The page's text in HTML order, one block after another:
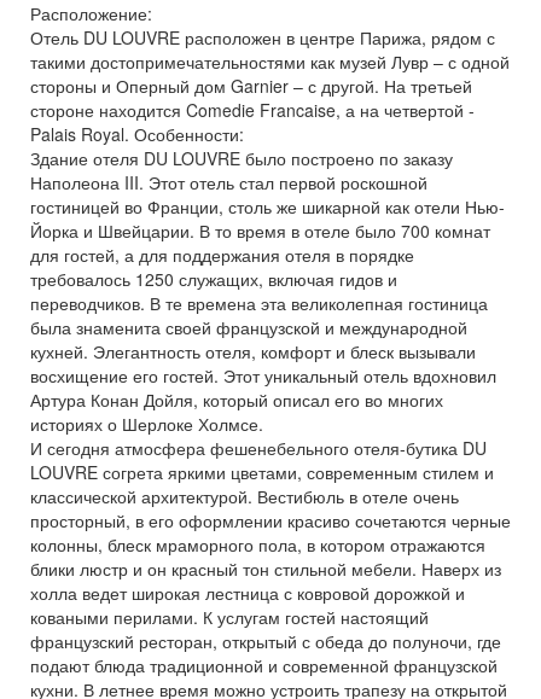
Расположение:
Отель DU LOUVRE расположен в центре Парижа, рядом с
такими достопримечательностями как музей Лувр – с одной
стороны и Оперный дом Garnier – с другой. На третьей
стороне находится Comedie Francaise, а на четвертой -
Palais Royal. Особенности:
Здание отеля DU LOUVRE было построено по заказу
Наполеона III. Этот отель стал первой роскошной
гостиницей во Франции, столь же шикарной как отели Нью-
Йорка и Швейцарии. В то время в отеле было 700 комнат
для гостей, а для поддержания отеля в порядке
требовалось 1250 служащих, включая гидов и
переводчиков. В те времена эта великолепная гостиница
была знаменита своей французской и международной
кухней. Элегантность отеля, комфорт и блеск вызывали
восхищение его гостей. Этот уникальный отель вдохновил
Артура Конан Дойля, который описал его во многих
историях о Шерлоке Холмсе.
И сегодня атмосфера фешенебельного отеля-бутика DU
LOUVRE согрета яркими цветами, современным стилем и
классической архитектурой. Вестибюль в отеле очень
просторный, в его оформлении красиво сочетаются черные
колонны, блеск мраморного пола, в котором отражаются
блики люстр и он красный тон стильной мебели. Наверх из
холла ведет широкая лестница с ковровой дорожкой и
коваными перилами. К услугам гостей настоящий
французский ресторан, открытый с обеда до полуночи, где
подают блюда традиционной и современной французской
кухни. В летнее время можно устроить трапезу на открытой